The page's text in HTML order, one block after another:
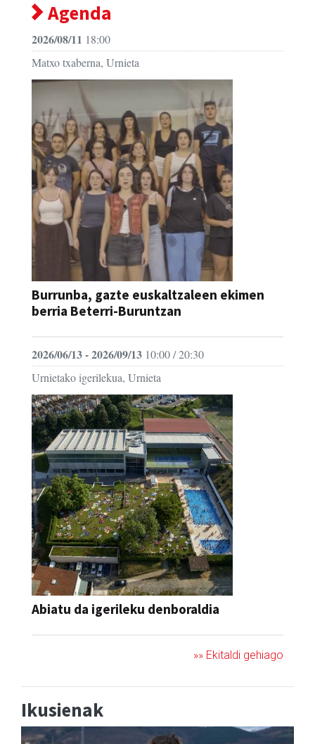
Agenda
2026/08/11 18:00
Matxo txaberna, Urnieta
Burrunba, gazte euskaltzaleen ekimen
berria Beterri-Buruntzan
2026/06/13 - 2026/09/13 10:00 / 20:30
Urnietako igerilekua, Urnieta
Abiatu da igerileku denboraldia
»» Ekitaldi gehiago
Ikusienak